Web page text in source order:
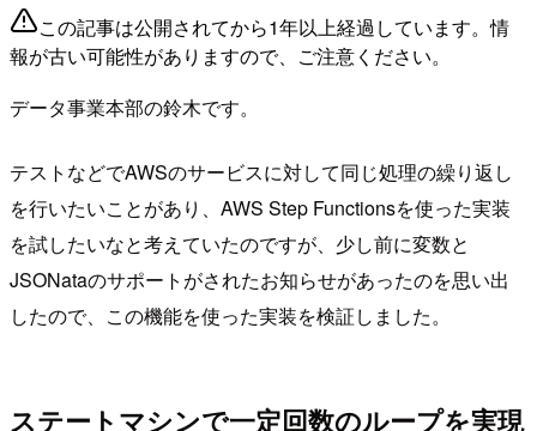
この記事は公開されてから1年以上経過しています。情
報が古い可能性がありますので、ご注意ください。
データ事業本部の鈴木です。
テストなどでAWSのサービスに対して同じ処理の繰り返し
を行いたいことがあり、AWS Step Functionsを使った実装
を試したいなと考えていたのですが、少し前に変数と
JSONataのサポートがされたお知らせがあったのを思い出
したので、この機能を使った実装を検証しました。
ステートマシンで一定回数のループを実現